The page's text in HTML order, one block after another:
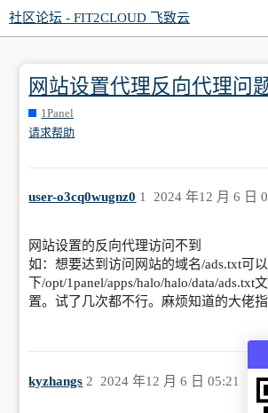
社区论坛 - FIT2CLOUD 飞致云
网站设置代理反向代理问
1Panel
请求帮助
user-o3cq0wugnz0 2024 年12 月 6 日
1
网站设置的反向代理访问不到
如：想要达到访问网站的域名/ads.txt可
下/opt/1panel/apps/halo/halo/data/ads.txt
置。试了几次都不行。麻烦知道的大佬指
kyzhangs 2024 年12 月 6 日 05:21
2